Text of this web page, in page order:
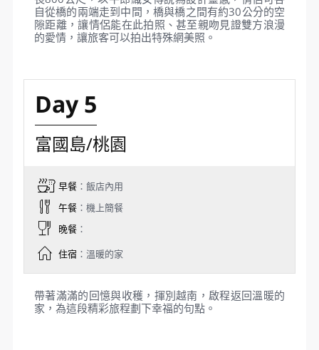
路線長達7899米長，共有69節車廂，每節車廂最多
可載30人，最高速度為每秒8.5米，並採用最新的三
索纜車技術，是目前登上金氏世界紀錄中最長的跨海
纜車。 跨海纜車連接安泰鎮和香島端，香島這座與世
隔絕的小島擁有綠色的植被和未破壞的自然生態美
的是360度的無敵海景；腳下是與世無爭的小漁村、
美麗迷人的沙灘、漸層藍綠色大海、綠意盎然的小島
嶼，海灣上漂浮著各式漁民賴以為生的小漁船，風光
無限，彷彿一幅美麗的畫卷！不管是早晨還是黃昏，
纜車上的視野都是欣賞南部小島最美的角度！
【太陽世界香島自然公園】園區內還有附設有休閒餐
發、海上氣墊樂園），聘請來自各國的樂團、演奏
家、街頭藝人不定時的在每個角落展開藝術表演，也